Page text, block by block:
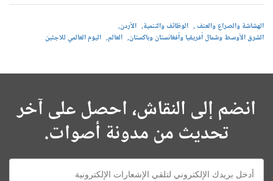
الهشاشة والصراع والعنف الوظائف والتنمية الأردن
الشرق الأوسط وشمال أفريقيا وأفغانستان وباكستان العالم اليوم العالمي للاجئين
انضم إلى النقاش، احصل على آخر
تحديث من مدونة أصوات.
E-